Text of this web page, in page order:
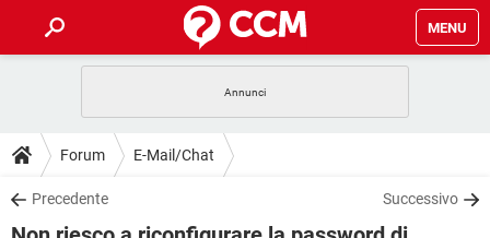
MENU
INTRATTENIMENTO
iOS
GUIDE
COVID-19
DOWNLOAD
Forum E-Mail/Chat
Precedente Successivo